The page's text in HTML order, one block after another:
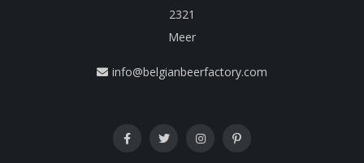
2321
Meer
info@belgianbeerfactory.com